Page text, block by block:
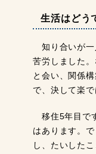
生活はどう
知り合いが一
苦労しました
と会い、関係
で、決して楽
移住5年目で
はあります。
し、たいした